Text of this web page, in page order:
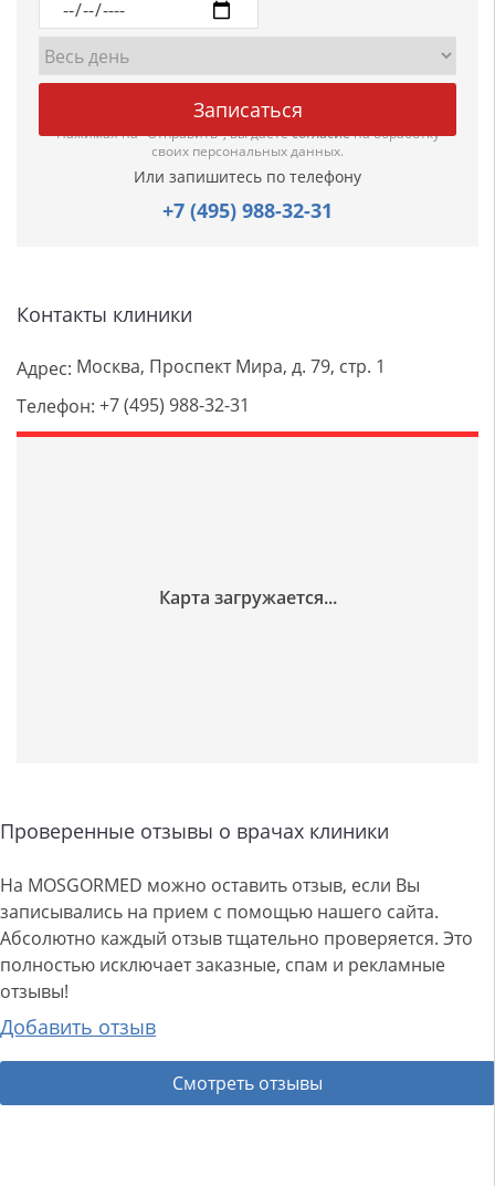
Нажимая на "Отправить", вы даетесогласиена обработку
своих персональных данных.
Или запишитесь по телефону
+7 (495) 988-32-31
Контакты клиники
Адрес: Москва, Проспект Мира, д. 79, стр. 1
Телефон: +7 (495) 988-32-31
Проверенные отзывы о врачах клиники
На MOSGORMED можно оставить отзыв, если Вы
записывались на прием с помощью нашего сайта.
Абсолютно каждый отзыв тщательно проверяется. Это
полностью исключает заказные, спам и рекламные
отзывы!
Добавить отзыв
Смотреть отзывы